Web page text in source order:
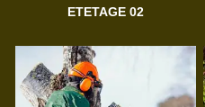
ETETAGE 02